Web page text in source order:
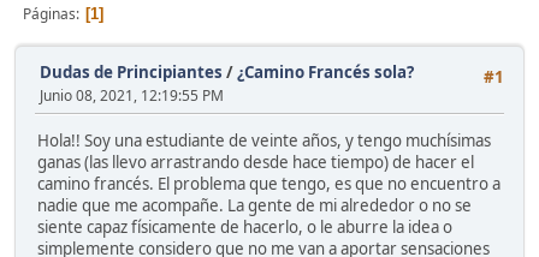
Páginas 1
#1
Dudas de Principiantes /¿Camino Francés sola?
Junio 08, 2021, 12:19:55 PM
Hola!! Soy una estudiante de veinte años, y tengo muchísimas
ganas (las llevo arrastrando desde hace tiempo) de hacer el
camino francés. El problema que tengo, es que no encuentro a
nadie que me acompañe. La gente de mi alrededor o no se
siente capaz físicamente de hacerlo, o le aburre la idea o
simplemente considero que no me van a aportar sensaciones